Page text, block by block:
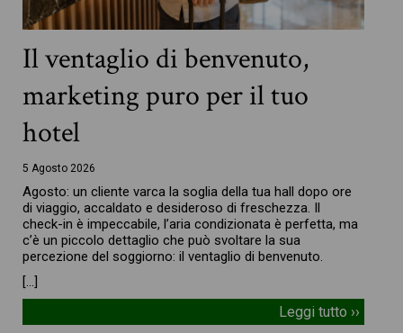
Il ventaglio di benvenuto,
marketing puro per il tuo
hotel
5 Agosto 2026
Agosto: un cliente varca la soglia della tua hall dopo ore
di viaggio, accaldato e desideroso di freschezza. Il
check-in è impeccabile, l’aria condizionata è perfetta, ma
c’è un piccolo dettaglio che può svoltare la sua
percezione del soggiorno: il ventaglio di benvenuto.
[…]
Leggi tutto ››